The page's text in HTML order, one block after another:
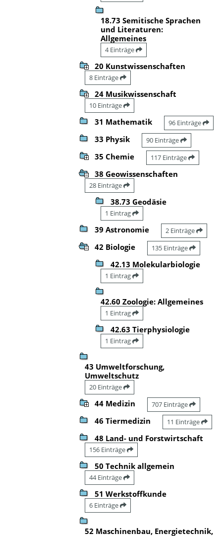
18.73 Semitische Sprachen
und Literaturen:
Allgemeines
4 Einträge
20 Kunstwissenschaften
8 Einträge
24 Musikwissenschaft
10 Einträge
31 Mathematik 96 Einträge
33 Physik 90 Einträge
35 Chemie 117 Einträge
38 Geowissenschaften
28 Einträge
38.73 Geodäsie
1 Eintrag
39 Astronomie 2 Einträge
42 Biologie 135 Einträge
42.13 Molekularbiologie
1 Eintrag
42.60 Zoologie: Allgemeines
1 Eintrag
42.63 Tierphysiologie
1 Eintrag
43 Umweltforschung,
Umweltschutz
20 Einträge
44 Medizin 707 Einträge
46 Tiermedizin 11 Einträge
48 Land- und Forstwirtschaft
156 Einträge
50 Technik allgemein
44 Einträge
51 Werkstoffkunde
6 Einträge
52 Maschinenbau, Energietechnik,